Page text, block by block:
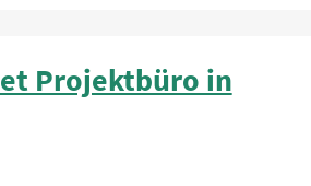
Projektbüro in